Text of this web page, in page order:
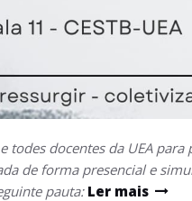
todes docentes da UEA
de forma presencial e
pauta: Ler mais